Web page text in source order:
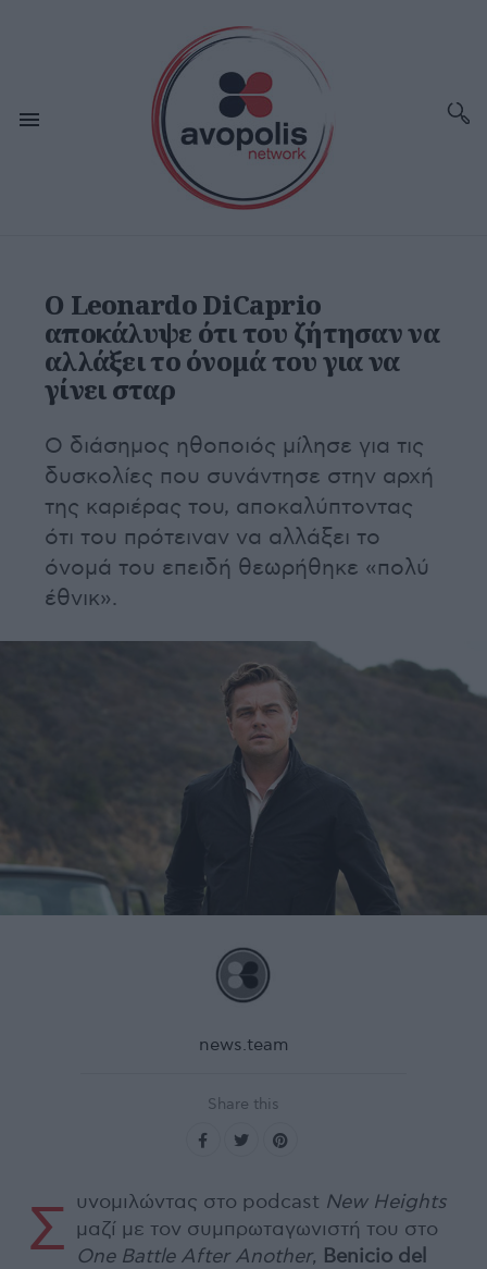
Ο Leonardo DiCaprio
αποκάλυψε ότι του ζήτησαν να
αλλάξει το όνομά του για να
γίνει σταρ
Ο διάσημος ηθοποιός μίλησε για τις
δυσκολίες που συνάντησε στην αρχή
της καριέρας του, αποκαλύπτοντας
ότι του πρότειναν να αλλάξει το
όνομά του επειδή θεωρήθηκε «πολύ
έθνικ».
news.team
Share this
Σ υνομιλώντας στο podcast New Heights
μαζί με τον συμπρωταγωνιστή του στο
One Battle After Another, Benicio del